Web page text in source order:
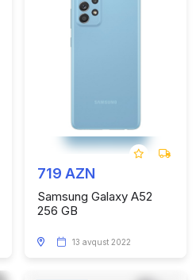
719 AZN
Samsung Galaxy A52
256 GB
13 avqust 2022